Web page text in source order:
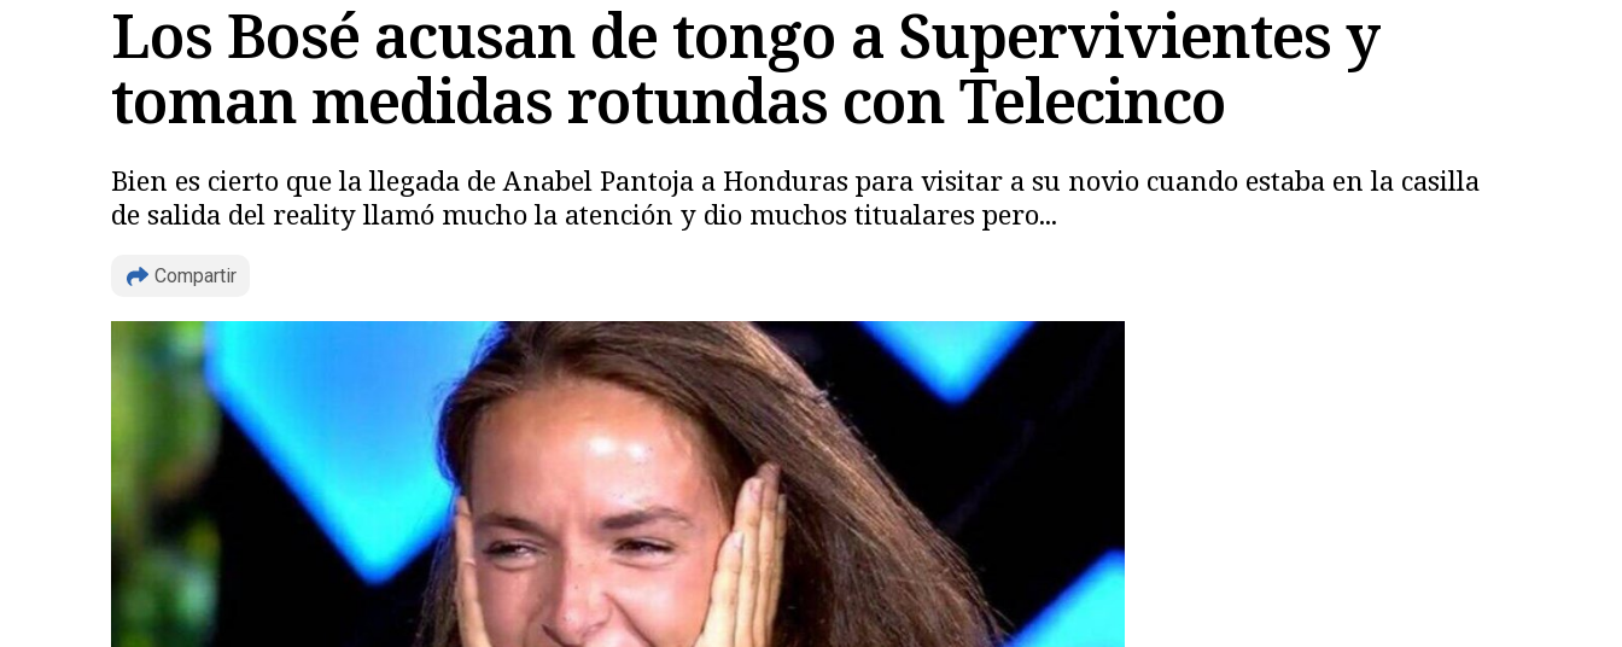
Los Bosé acusan de tongo a Supervivientes y
toman medidas rotundas con Telecinco
Bien es cierto que la llegada de Anabel Pantoja a Honduras para visitar a su novio cuando estaba en la casilla
de salida del reality llamó mucho la atención y dio muchos titualares pero...
Compartir